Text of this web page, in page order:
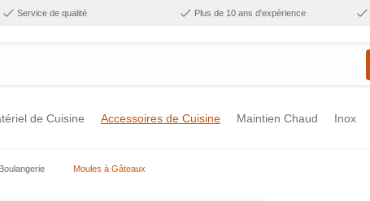
Service de qualité Plus de 10 ans d'expérience
d
de Cuisine Accessoires de Cuisine Maintien Chaud Inox
Moules à Gâteaux